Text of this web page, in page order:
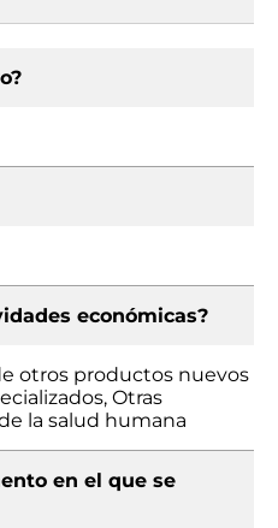
económicas?
otros productos nuevos
Otras
la salud humana
en el que se